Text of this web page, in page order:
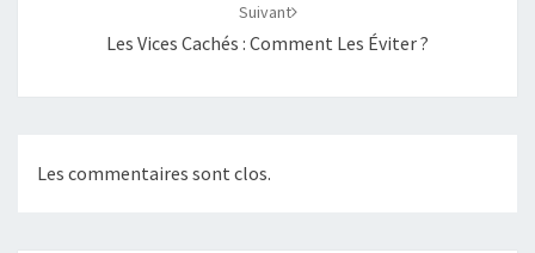
Suivant
Les Vices Cachés : Comment Les Éviter ?
Les commentaires sont clos.